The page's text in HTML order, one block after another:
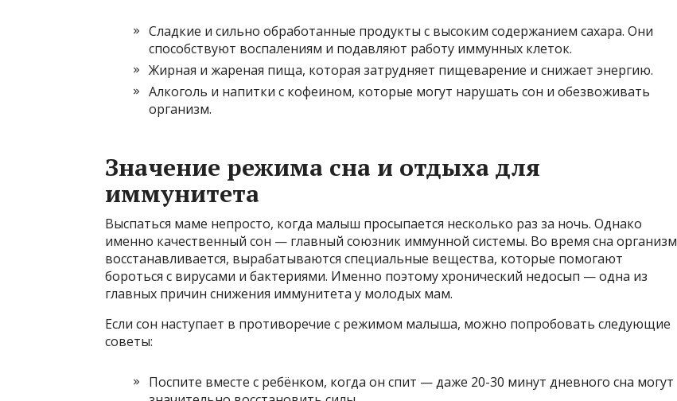
Сладкие и сильно обработанные продукты с высоким содержанием сахара. Они
способствуют воспалениям и подавляют работу иммунных клеток.
Жирная и жареная пища, которая затрудняет пищеварение и снижает энергию.
Алкоголь и напитки с кофеином, которые могут нарушать сон и обезвоживать
организм.
Значение режима сна и отдыха для
иммунитета
Выспаться маме непросто, когда малыш просыпается несколько раз за ночь. Однако
именно качественный сон — главный союзник иммунной системы. Во время сна организм
восстанавливается, вырабатываются специальные вещества, которые помогают
бороться с вирусами и бактериями. Именно поэтому хронический недосып — одна из
главных причин снижения иммунитета у молодых мам.
Если сон наступает в противоречие с режимом малыша, можно попробовать следующие
советы:
Поспите вместе с ребёнком, когда он спит — даже 20-30 минут дневного сна могут